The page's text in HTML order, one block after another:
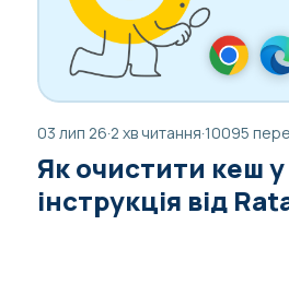
03 лип 26·2 хв читання·10095
Як очистити кеш у
інструкція від